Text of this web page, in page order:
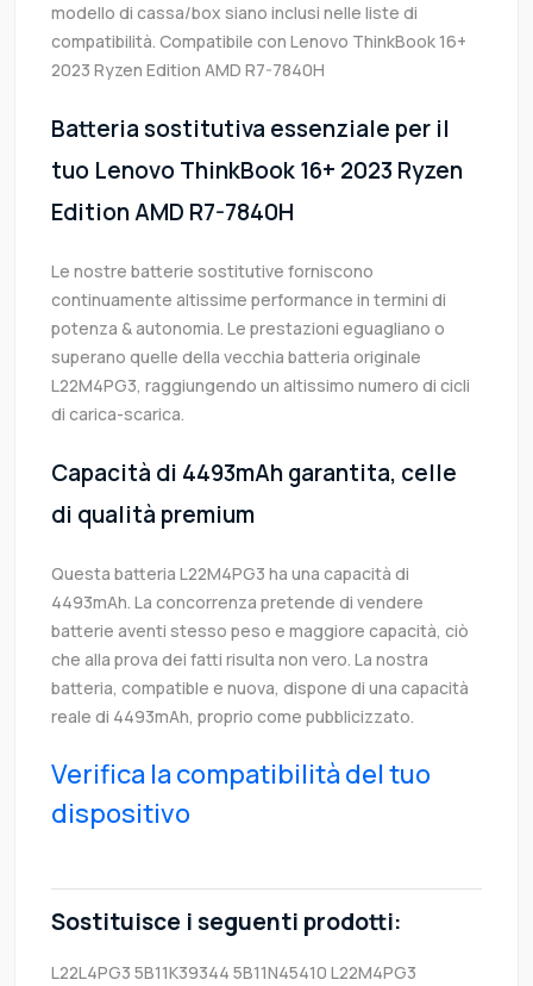
modello di cassa/box siano inclusi nelle liste di
compatibilità. Compatibile con Lenovo ThinkBook 16+
2023 Ryzen Edition AMD R7-7840H
Batteria sostitutiva essenziale per il
tuo Lenovo ThinkBook 16+ 2023 Ryzen
Edition AMD R7-7840H
Le nostre batterie sostitutive forniscono
continuamente altissime performance in termini di
potenza & autonomia. Le prestazioni eguagliano o
superano quelle della vecchia batteria originale
L22M4PG3, raggiungendo un altissimo numero di cicli
di carica-scarica.
Capacità di 4493mAh garantita, celle
di qualità premium
Questa batteria L22M4PG3 ha una capacità di
4493mAh. La concorrenza pretende di vendere
batterie aventi stesso peso e maggiore capacità, ciò
che alla prova dei fatti risulta non vero. La nostra
batteria, compatible e nuova, dispone di una capacità
reale di 4493mAh, proprio come pubblicizzato.
Verifica la compatibilità del tuo
dispositivo
Sostituisce i seguenti prodotti:
L22L4PG3 5B11K39344 5B11N45410 L22M4PG3